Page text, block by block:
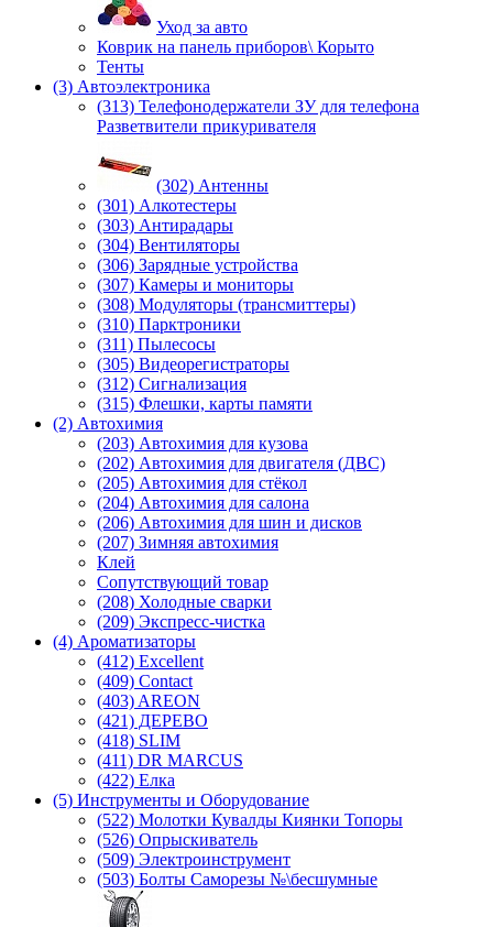
Уход за авто
Коврик на панель приборов\ Корыто
Тенты
(3) Автоэлектроника
(313) Телефонодержатели ЗУ для телефона
Разветвители прикуривателя
(302) Антенны
(301) Алкотестеры
(303) Антирадары
(304) Вентиляторы
(306) Зарядные устройства
(307) Камеры и мониторы
(308) Модуляторы (трансмиттеры)
(310) Парктроники
(311) Пылесосы
(305) Видеорегистраторы
(312) Сигнализация
(315) Флешки, карты памяти
(2) Автохимия
(203) Автохимия для кузова
(202) Автохимия для двигателя (ДВС)
(205) Автохимия для стёкол
(204) Автохимия для салона
(206) Автохимия для шин и дисков
(207) Зимняя автохимия
Клей
Сопутствующий товар
(208) Холодные сварки
(209) Экспреcс-чистка
(4) Ароматизаторы
(412) Excellent
(409) Contact
(403) AREON
(421) ДЕРЕВО
(418) SLIM
(411) DR MARCUS
(422) Елка
(5) Инструменты и Оборудование
(522) Молотки Кувалды Киянки Топоры
(526) Опрыскиватель
(509) Электроинструмент
(503) Болты Саморезы №\бесшумные